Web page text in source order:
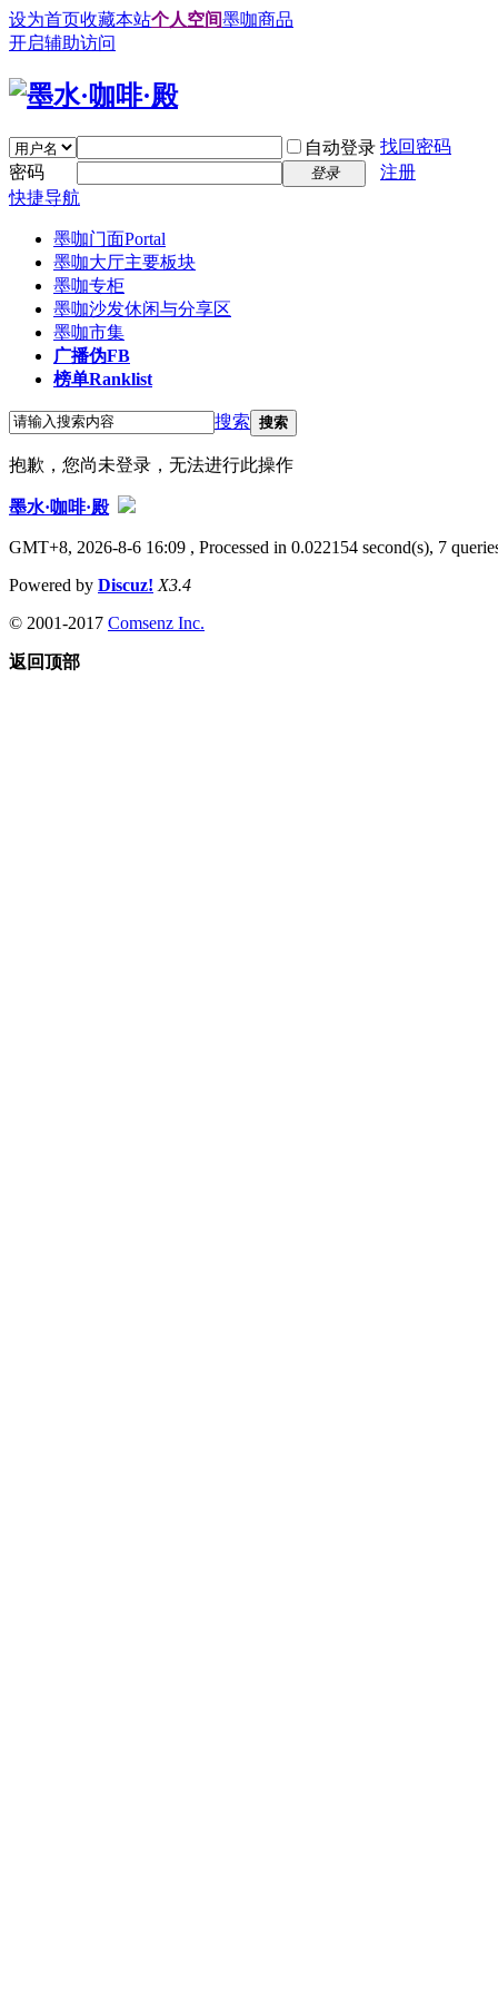
设为首页收藏本站个人空间墨咖商品
开启辅助访问
自动登录 找回密码
密码
登录
注册
快捷导航
墨咖门面Portal
墨咖大厅主要板块
墨咖专柜
墨咖沙发休闲与分享区
墨咖市集
广播伪FB
榜单Ranklist
搜索 搜索
抱歉，您尚未登录，无法进行此操作
墨水·咖啡·殿
GMT+8, 2026-8-6 16:09 , Processed in 0.022154 second(s), 7
Powered by Discuz! X3.4
© 2001-2017 Comsenz Inc.
返回顶部